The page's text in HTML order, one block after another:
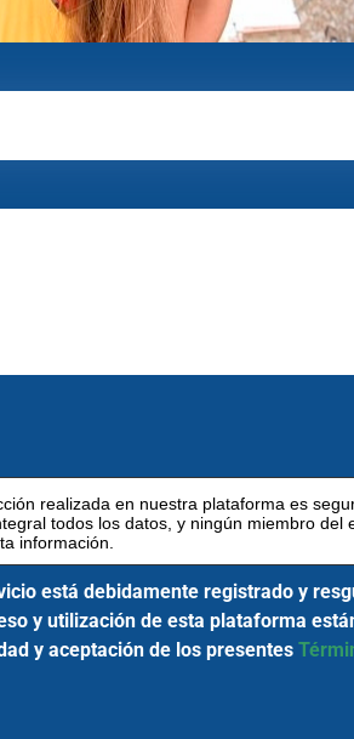
realizada en nuestra plataforma es
todos los datos, y ningún miembro del
información.
está debidamente registrado y
y utilización de esta plataforma
y aceptación de los presentes